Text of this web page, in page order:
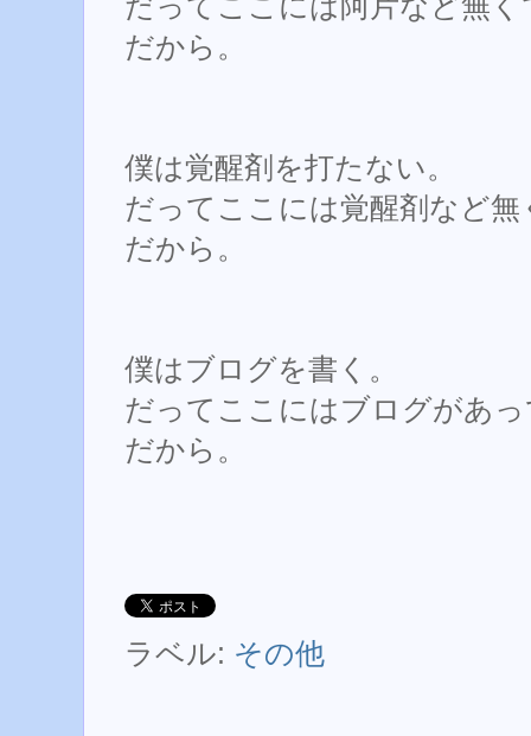
だから。
僕は覚醒剤を打たない。
だってここには覚醒剤など
だから。
僕はブログを書く。
だってここにはブログがあ
だから。
ラベル: その他